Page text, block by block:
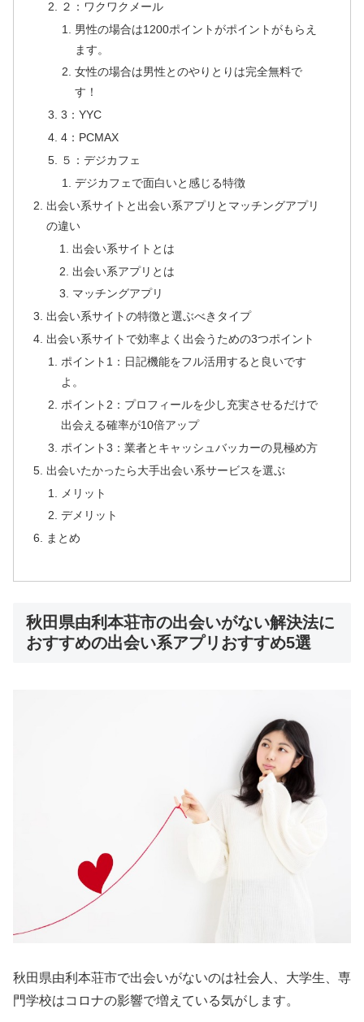
２：ワクワクメール
男性の場合は1200ポイントがポイントがもらえ
ます。
女性の場合は男性とのやりとりは完全無料で
す！
3：YYC
4：PCMAX
５：デジカフェ
デジカフェで面白いと感じる特徴
出会い系サイトと出会い系アプリとマッチングアプリ
の違い
出会い系サイトとは
出会い系アプリとは
マッチングアプリ
出会い系サイトの特徴と選ぶべきタイプ
出会い系サイトで効率よく出会うための3つポイント
ポイント1：日記機能をフル活用すると良いです
よ。
ポイント2：プロフィールを少し充実させるだけで
出会える確率が10倍アップ
ポイント3：業者とキャッシュバッカーの見極め方
出会いたかったら大手出会い系サービスを選ぶ
メリット
デメリット
まとめ
秋田県由利本荘市の出会いがない解決法に
おすすめの出会い系アプリおすすめ5選
秋田県由利本荘市で出会いがないのは社会人、大学生、専
門学校はコロナの影響で増えている気がします。